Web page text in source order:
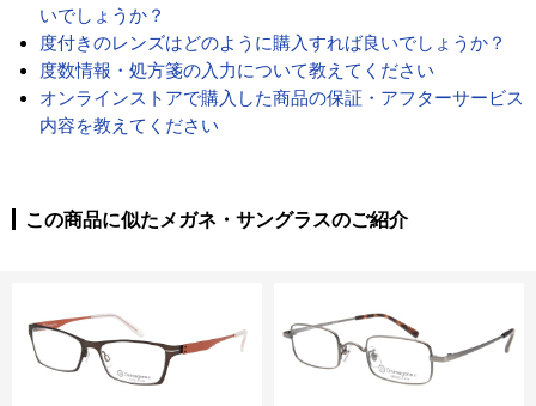
いでしょうか？
度付きのレンズはどのように購入すれば良いでしょうか？
度数情報・処方箋の入力について教えてください
オンラインストアで購入した商品の保証・アフターサービス
内容を教えてください
この商品に似たメガネ・サングラスのご紹介